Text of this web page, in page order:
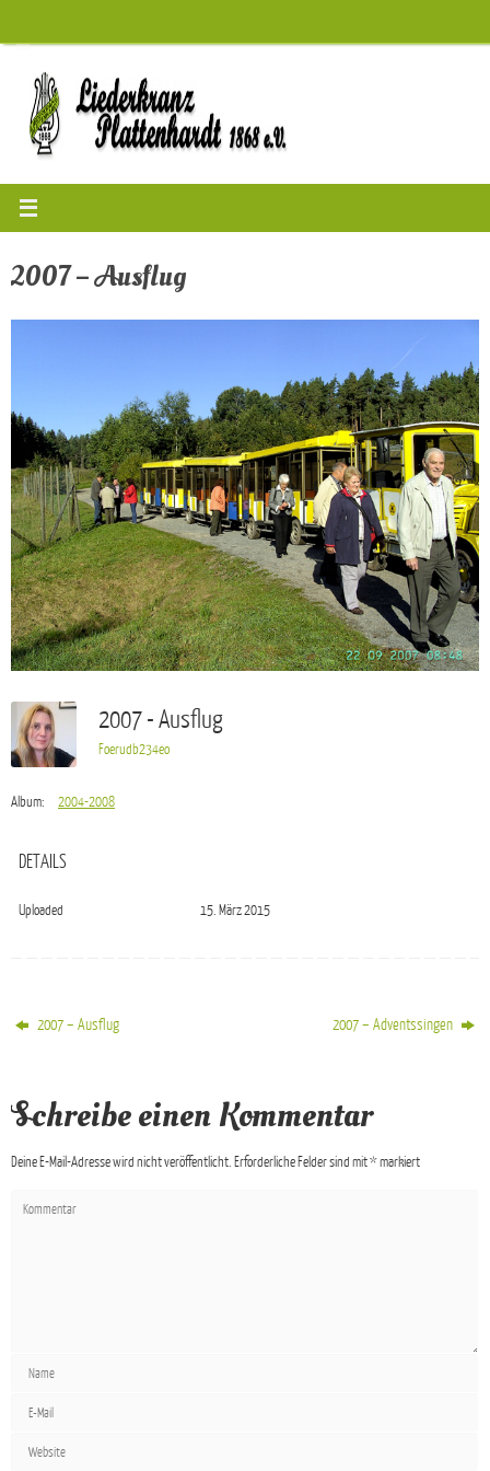
Inhalt
springen
2007 – Ausflug
2007 - Ausflug
Foerudb234eo
Album: 2004-2008
DETAILS
Uploaded 15. März 2015
2007 – Ausflug 2007 – Adventssingen
Schreibe einen Kommentar
Deine E-Mail-Adresse wird nicht veröffentlicht. Erforderliche Felder sind mit*markiert